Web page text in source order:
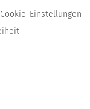
Cookie-Einstellungen